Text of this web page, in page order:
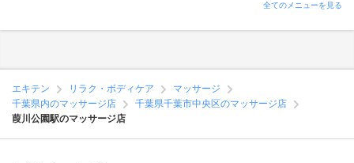
全てのメニューを見る
エキテン リラク・ボディケア
マッサージ
千葉県内のマッサージ店
千葉県千葉市中央区のマッサージ店
葭川公園駅のマッサージ店